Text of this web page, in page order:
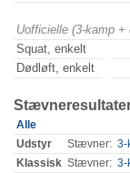
Uofficielle (3-kamp
Squat, enkelt
Dødløft, enkelt
Alle
Udstyr
Stævner: 3-
Klassisk Stævner: 3-